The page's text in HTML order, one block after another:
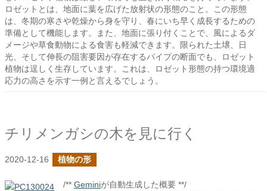
ロゼットとは、地面に葉を広げた放射状の形態のこと。この形態
は、冬期の寒さや乾燥から身を守り、春にいち早く成長するための
準備として機能します。また、地面に張り付くことで、風によるダ
メージや草食動物による食害も軽減できます。限られた土壌、日
光、そして伸長の阻害要因が存在するパイプの断面でも、ロゼット
植物は逞しく生存しています。これは、ロゼット形態の持つ環境適
応力の高さを示す一例と言えるでしょう。
チリメンガシの木を見に行く
2020-12-16 植物の形
/** Geminiが自動生成した概要 **/